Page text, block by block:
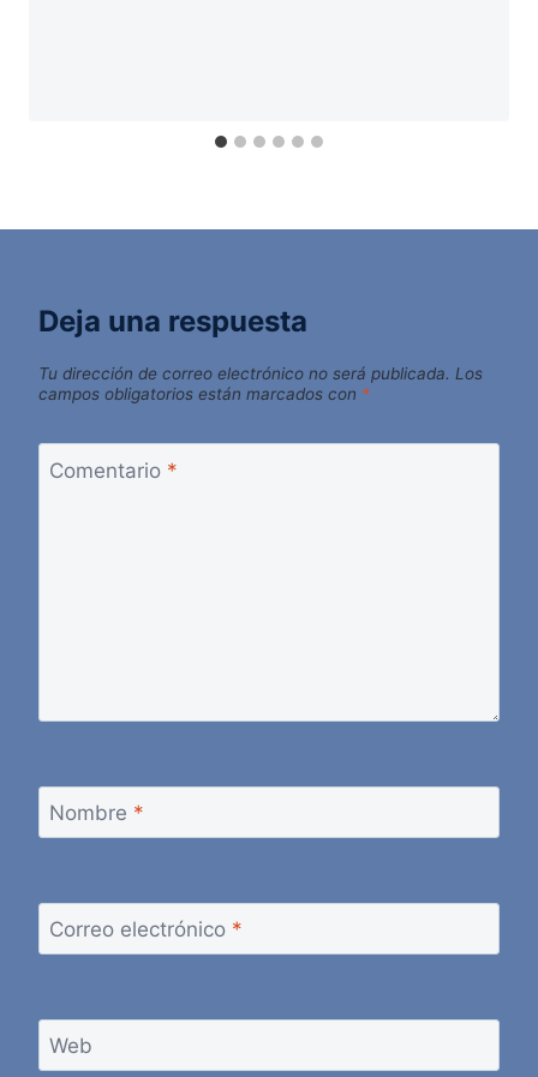
Deja una respuesta
Tu dirección de correo electrónico no será publicada. Los
campos obligatorios están marcados con *
Comentario *
Nombre *
Correo electrónico *
Web